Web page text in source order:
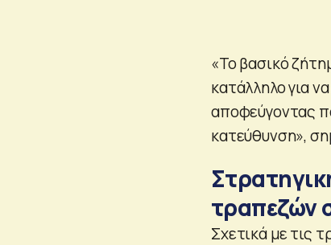
«Το βασικό
κατάλληλο για
αποφεύγοντας
κατεύθυνση»,
τραπεζών
Σχετικά με τις